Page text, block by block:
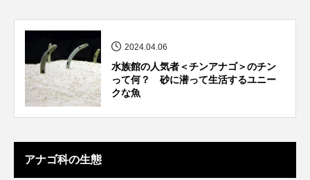
イッカク
イトヨリダイ イモリ
ウツボ ウナギ
2024.04.06
水族館の人気者＜チンアナゴ＞のチン
って何？ 砂に潜って生活するユニー
クな魚
アナゴ科の生態